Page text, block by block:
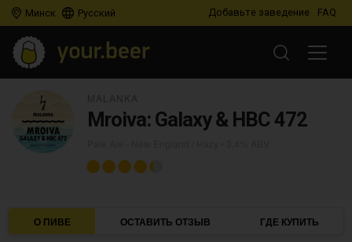
Минск Русский Добавьте заведение FAQ
Mroiva: Galaxy & HBC 472
О ПИВЕ ОСТАВИТЬ ОТЗЫВ ГДЕ КУПИТЬ